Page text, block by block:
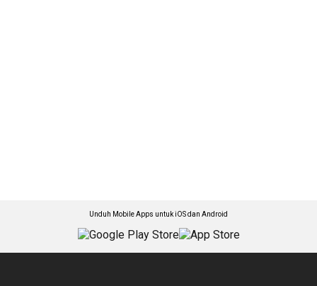
Unduh Mobile Apps untuk iOS dan Android